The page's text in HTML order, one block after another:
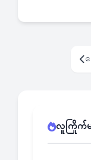
လူကြိုက်မ